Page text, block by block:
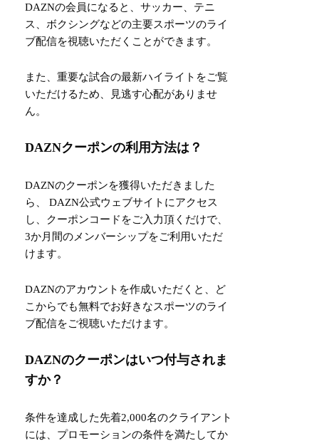
DAZNの会員になると、サッカー、テニ
ス、ボクシングなどの主要スポーツのライ
ブ配信を視聴いただくことができます。
また、重要な試合の最新ハイライトをご覧
いただけるため、見逃す心配がありませ
ん。
DAZNクーポンの利用方法は？
DAZNのクーポンを獲得いただきました
ら、 DAZN公式ウェブサイトにアクセス
し、クーポンコードをご入力頂くだけで、
3か月間のメンバーシップをご利用いただ
けます。
DAZNのアカウントを作成いただくと、ど
こからでも無料でお好きなスポーツのライ
ブ配信をご視聴いただけます。
DAZNのクーポンはいつ付与されま
すか？
条件を達成した先着2,000名のクライアント
には、プロモーションの条件を満たしてか